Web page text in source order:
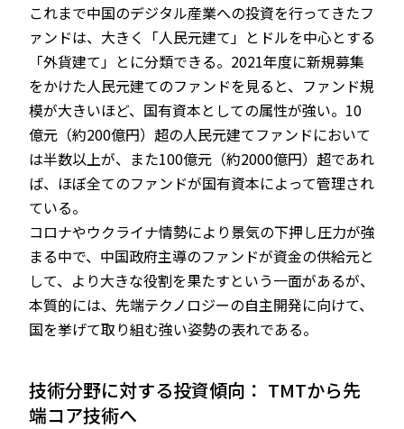
これまで中国のデジタル産業への投資を行ってきたフ
ァンドは、大きく「人民元建て」とドルを中心とする
「外貨建て」とに分類できる。2021年度に新規募集
をかけた人民元建てのファンドを見ると、ファンド規
模が大きいほど、国有資本としての属性が強い。10
億元（約200億円）超の人民元建てファンドにおいて
は半数以上が、また100億元（約2000億円）超であれ
ば、ほぼ全てのファンドが国有資本によって管理され
ている。
コロナやウクライナ情勢により景気の下押し圧力が強
まる中で、中国政府主導のファンドが資金の供給元と
して、より大きな役割を果たすという一面があるが、
本質的には、先端テクノロジーの自主開発に向けて、
国を挙げて取り組む強い姿勢の表れである。
技術分野に対する投資傾向： TMTから先
端コア技術へ